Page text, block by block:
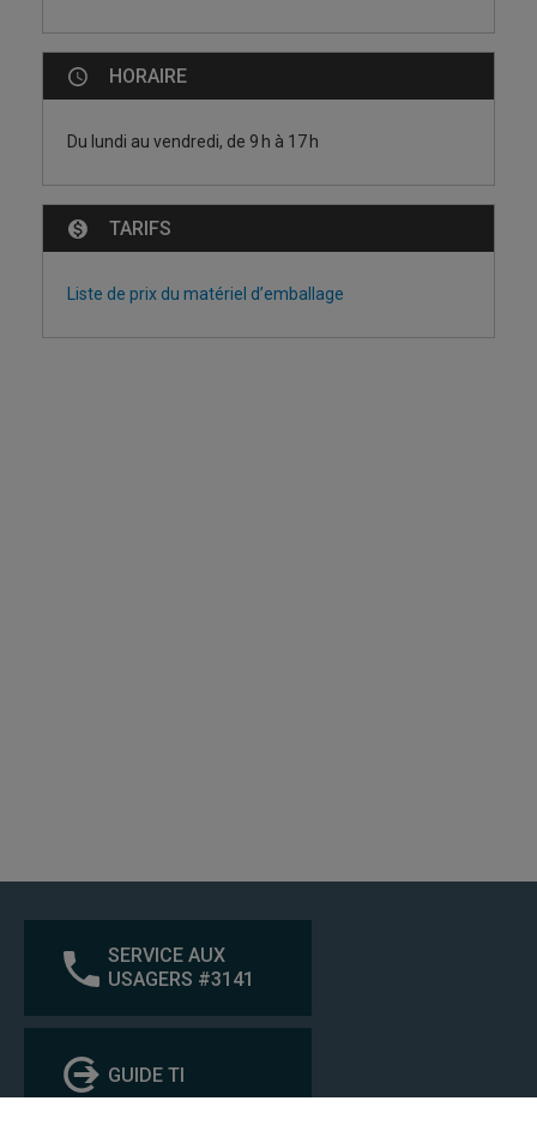
SERVICE AUX
USAGERS #3141
GUIDE TI
HORAIRE
Du lundi au vendredi, de 9 h à 17 h
TARIFS
Liste de prix du matériel d’emballage